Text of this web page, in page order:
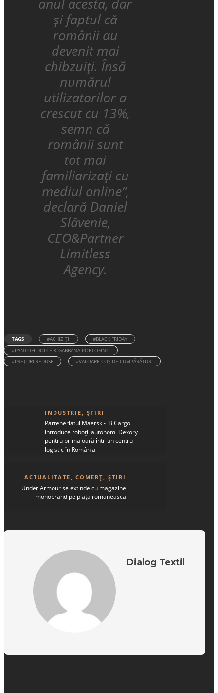
și faptul că
românii au
devenit mai
chibzuiți. Însă
numărul
utilizatorilor a
crescut cu 13%,
semn că
românii sunt
tot mai
familiarizați cu
mediul online”,
declară Daniel
Slăvenie,
CEO&Partner
Limitless
Agency.
TAGS #ACHIZIȚII
#BLACK FRIDAY
#PANTOFI DOLCE & GABBANA PORTOFINO
#PREȚURI REDUSE
#VALOARE COȘ DE CUMPĂRĂTURI
INDUSTRIE, ȘTIRI
Parteneriatul Maersk - iB Cargo
introduce roboții autonomi Dexory
pentru prima oară într-un centru
logistic în România
ACTUALITATE, COMERȚ, ȘTIRI
Under Armour se extinde cu magazine
monobrand pe piața românească
Dialog Textil